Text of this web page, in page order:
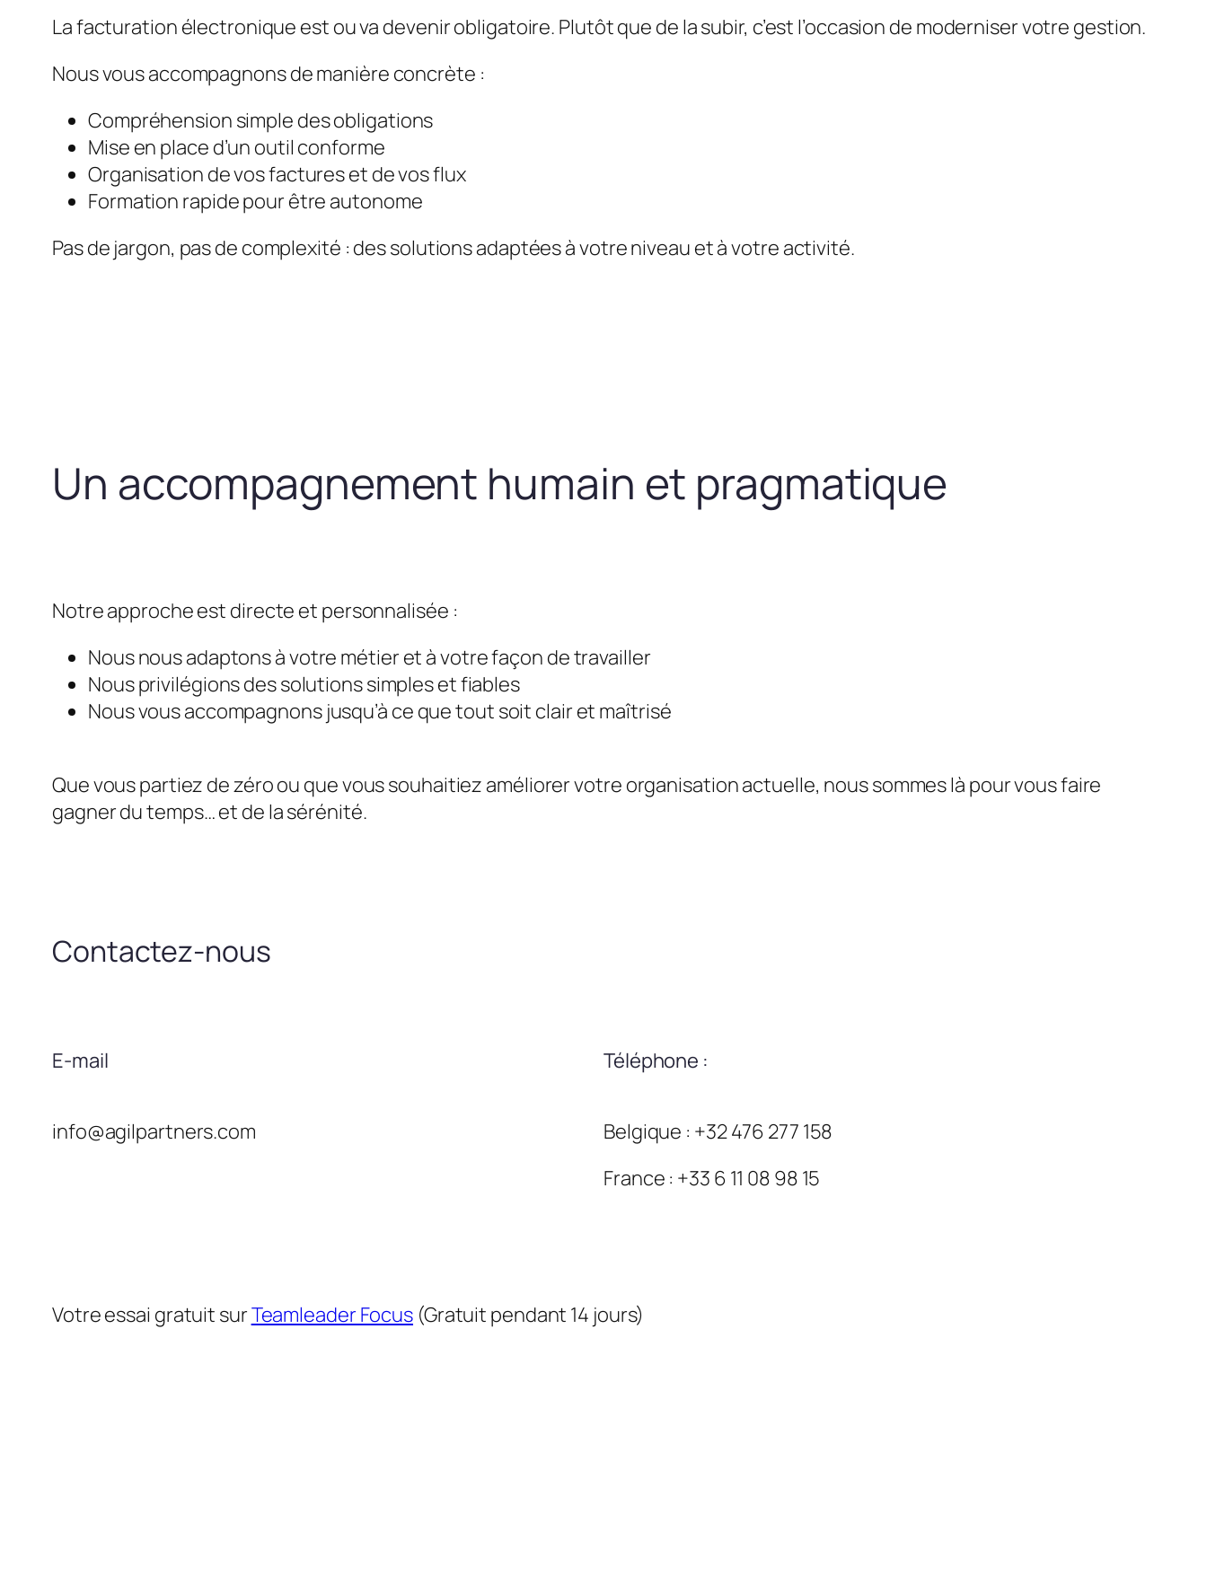
La facturation électronique est ou va devenir obligatoire. Plutôt que de la subir, c’est l’occasion de moderniser votre gestion.
Nous vous accompagnons de manière concrète :
Compréhension simple des obligations
Mise en place d’un outil conforme
Organisation de vos factures et de vos flux
Formation rapide pour être autonome
Pas de jargon, pas de complexité : des solutions adaptées à votre niveau et à votre activité.
Un accompagnement humain et pragmatique
Notre approche est directe et personnalisée :
Nous nous adaptons à votre métier et à votre façon de travailler
Nous privilégions des solutions simples et fiables
Nous vous accompagnons jusqu’à ce que tout soit clair et maîtrisé
Que vous partiez de zéro ou que vous souhaitiez améliorer votre organisation actuelle, nous sommes là pour vous faire
gagner du temps… et de la sérénité.
Contactez-nous
E-mail
info@agilpartners.com
Téléphone :
Belgique : +32 476 277 158
France : +33 6 11 08 98 15
Votre essai gratuit surTeamleader Focus (Gratuit pendant 14 jours)